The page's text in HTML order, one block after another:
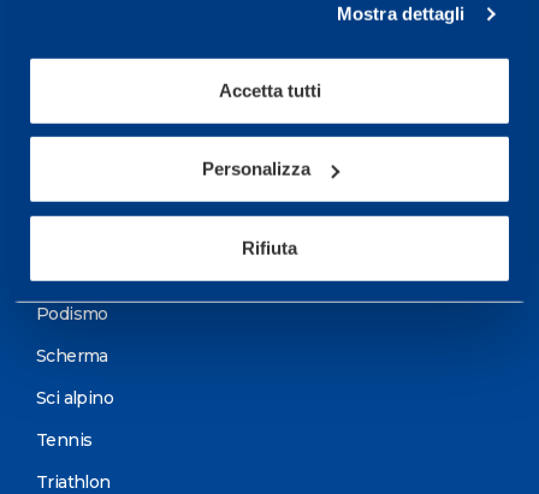
Mostra dettagli
Accetta tutti
Personalizza
Rifiuta
Podismo
Scherma
Sci alpino
Tennis
Triathlon